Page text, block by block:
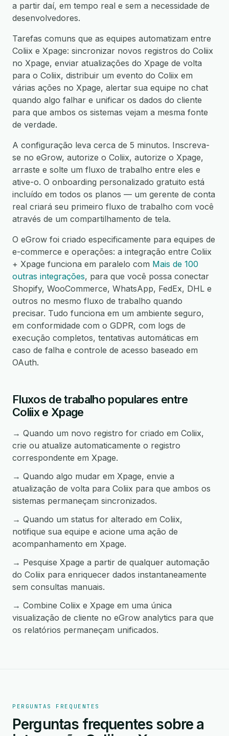
a partir daí, em tempo real e sem a necessidade de
desenvolvedores.
Tarefas comuns que as equipes automatizam entre
Coliix e Xpage: sincronizar novos registros do Coliix
no Xpage, enviar atualizações do Xpage de volta
para o Coliix, distribuir um evento do Coliix em
várias ações no Xpage, alertar sua equipe no chat
quando algo falhar e unificar os dados do cliente
para que ambos os sistemas vejam a mesma fonte
de verdade.
A configuração leva cerca de 5 minutos. Inscreva-
se no eGrow, autorize o Coliix, autorize o Xpage,
arraste e solte um fluxo de trabalho entre eles e
ative-o. O onboarding personalizado gratuito está
incluído em todos os planos — um gerente de conta
real criará seu primeiro fluxo de trabalho com você
através de um compartilhamento de tela.
O eGrow foi criado especificamente para equipes de
e-commerce e operações: a integração entre Coliix
+ Xpage funciona em paralelo com Mais de 100
outras integrações, para que você possa conectar
Shopify, WooCommerce, WhatsApp, FedEx, DHL e
outros no mesmo fluxo de trabalho quando
precisar. Tudo funciona em um ambiente seguro,
em conformidade com o GDPR, com logs de
execução completos, tentativas automáticas em
caso de falha e controle de acesso baseado em
OAuth.
Fluxos de trabalho populares entre
Coliix e Xpage
→ Quando um novo registro for criado em Coliix,
crie ou atualize automaticamente o registro
correspondente em Xpage.
→ Quando algo mudar em Xpage, envie a
atualização de volta para Coliix para que ambos os
sistemas permaneçam sincronizados.
→ Quando um status for alterado em Coliix,
notifique sua equipe e acione uma ação de
acompanhamento em Xpage.
→ Pesquise Xpage a partir de qualquer automação
do Coliix para enriquecer dados instantaneamente
sem consultas manuais.
→ Combine Coliix e Xpage em uma única
visualização de cliente no eGrow analytics para que
os relatórios permaneçam unificados.
PERGUNTAS FREQUENTES
Perguntas frequentes sobre a